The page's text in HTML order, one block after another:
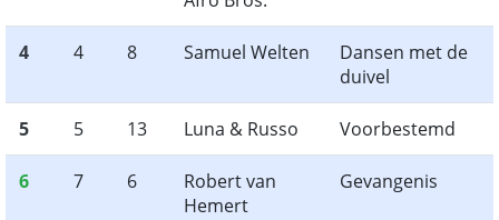
4 4 8 Samuel Welten
Dansen met de
duivel
5 5 13 Luna & Russo Voorbestemd
6 7 6
Robert van
Hemert
Gevangenis